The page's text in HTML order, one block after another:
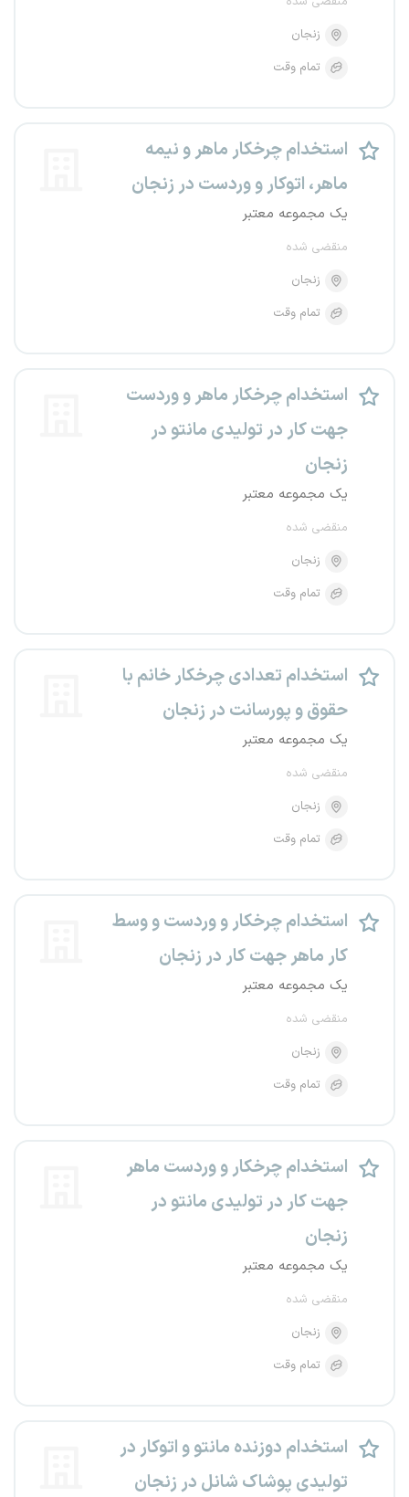
زنجان
تمام وقت
استخدام چرخکار ماهر و نیمه
ماهر، اتوکار و وردست در زنجان
یک مجموعه معتبر
منقضی شده
زنجان
تمام وقت
استخدام چرخکار ماهر و وردست
جهت کار در تولیدی مانتو در
زنجان
یک مجموعه معتبر
منقضی شده
زنجان
تمام وقت
استخدام تعدادی چرخکار خانم با
حقوق و پورسانت در زنجان
یک مجموعه معتبر
منقضی شده
زنجان
تمام وقت
استخدام چرخکار و وردست و وسط
کار ماهر جهت کار در زنجان
یک مجموعه معتبر
منقضی شده
زنجان
تمام وقت
استخدام چرخکار و وردست ماهر
جهت کار در تولیدی مانتو در
زنجان
یک مجموعه معتبر
منقضی شده
زنجان
تمام وقت
استخدام دوزنده مانتو و اتوکار در
تولیدی پوشاک شانل در زنجان